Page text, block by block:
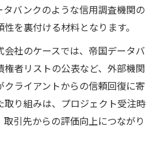
タバンクのような信用調査機関の
を裏付ける材料となります。
社のケースでは、帝国データバ
権者リストの公表など、外部機関
クライアントからの信頼回復に寄
取り組みは、プロジェクト受注時
引先からの評価向上につながり